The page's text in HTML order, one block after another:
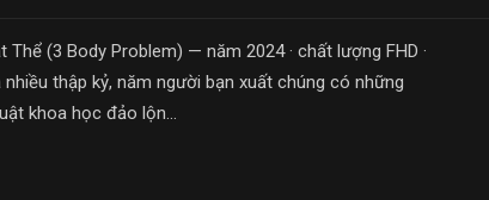
(3 Body Problem) — năm 2024 · chất lượng FHD ·
thập kỷ, năm người bạn xuất chúng có những
khoa học đảo lộn...